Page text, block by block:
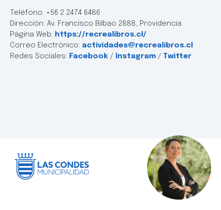
Teléfono: +56 2 2474 6486
Dirección: Av. Francisco Bilbao 2888, Providencia
Página Web: https://recrealibros.cl/
Correo Electrónico: actividades@recrealibros.cl
Redes Sociales: Facebook / Instagram / Twitter